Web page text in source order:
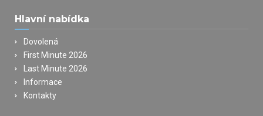
Hlavní nabídka
Dovolená
First Minute 2026
Last Minute 2026
Informace
Kontakty